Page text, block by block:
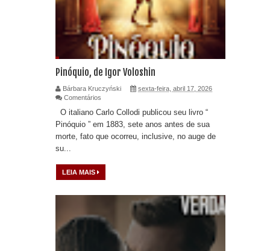
Pinóquio, de Igor Voloshin
Bárbara Kruczyński
sexta-feira, abril 17, 2026
Comentários
O italiano Carlo Collodi publicou seu livro “
Pinóquio ” em 1883, sete anos antes de sua
morte, fato que ocorreu, inclusive, no auge de
su...
LEIA MAIS